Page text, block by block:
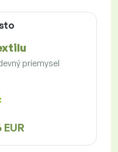
priemysel
EUR